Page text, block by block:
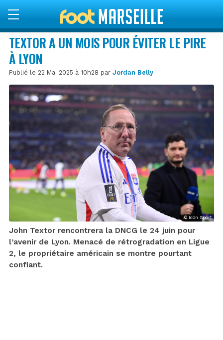
TEXTOR A UN MOIS POUR ÉVITER LE PIRE
À LYON
Publié le 22 Mai 2025 à 10h28 par Jordan Belly
© Icon Sport
John Textor rencontrera la DNCG le 24 juin pour
l’avenir de Lyon. Menacé de rétrogradation en Ligue
2, le propriétaire américain se montre pourtant
confiant.